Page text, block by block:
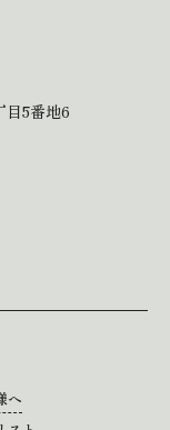
目5番地6
へ